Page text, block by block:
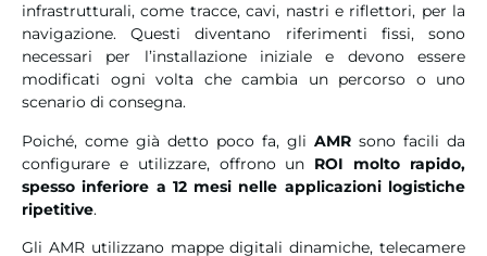
infrastrutturali, come tracce, cavi, nastri e riflettori, per la
navigazione. Questi diventano riferimenti fissi, sono
necessari per l’installazione iniziale e devono essere
modificati ogni volta che cambia un percorso o uno
scenario di consegna.
Poiché, come già detto poco fa, gli AMR sono facili da
configurare e utilizzare, offrono un ROI molto rapido,
spesso inferiore a 12 mesi nelle applicazioni logistiche
ripetitive.
Gli AMR utilizzano mappe digitali dinamiche, telecamere